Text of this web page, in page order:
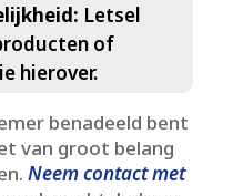
Letsel
of
hierover.​
benadeeld bent
van groot belang
Neem contact met